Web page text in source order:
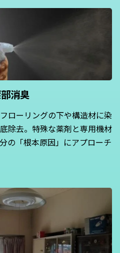
消臭
ローリングの下や構造材に染
除去。特殊な薬剤と専用機材
の「根本原因」にアプローチ